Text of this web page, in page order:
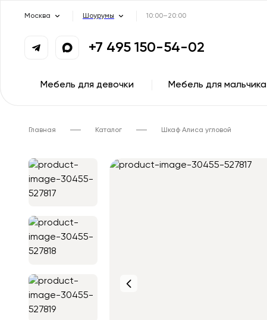
Москва Шоурумы 10:00–20:00
+7 495 150-54-02
Мебель для девочки Мебель для мальчика
Главная Каталог Шкаф Алиса угловой